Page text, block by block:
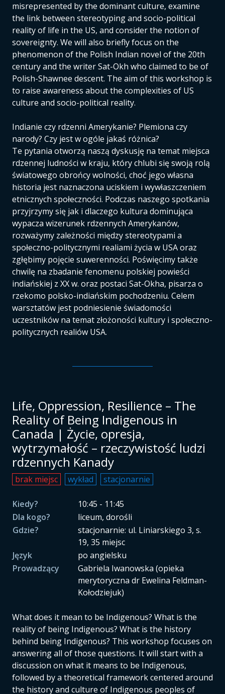
misrepresented by the dominant culture, examine
the link between stereotyping and socio-political
reality of life in the US, and consider the notion of
sovereignty. We will also briefly focus on the
phenomenon of the Polish Indian novel of the 20th
century and the writer Sat-Okh who claimed to be of
Polish-Shawnee descent. The aim of this workshop is
to raise awareness about the complexities of US
culture and socio-political reality.
Indianie czy rdzenni Amerykanie? Plemiona czy
narody? Czy jest w ogóle jakaś różnica?
Te pytania otworzą naszą dyskusję na temat miejsca
rdzennej ludności w kraju, który chlubi się swoją rolą
światowego obrońcy wolności, choć jego własna
historia jest naznaczona uciskiem i wywłaszczeniem
etnicznych społeczności. Podczas naszego spotkania
przyjrzymy się jak i dlaczego kultura dominująca
wypacza wizerunek rdzennych Amerykanów,
rozważymy zależności między stereotypami a
społeczno-politycznymi realiami życia w USA oraz
zgłębimy pojęcie suwerenności. Poświęcimy także
chwilę na zbadanie fenomenu polskiej powieści
indiańskiej z XX w. oraz postaci Sat-Okha, pisarza o
rzekomo polsko-indiańskim pochodzeniu. Celem
warsztatów jest podniesienie świadomości
uczestników na temat złożoności kultury i społeczno-
politycznych realiów USA.
Life, Oppression, Resilience – The
Reality of Being Indigenous in
Canada | Życie, opresja,
wytrzymałość – rzeczywistość ludzi
rdzennych Kanady
brak miejsc wykład stacjonarnie
Kiedy?
10:45 - 11:45
Dla kogo?
liceum, dorośli
Gdzie?
stacjonarnie: ul. Liniarskiego 3, s.
19, 35 miejsc
Język
po angielsku
Prowadzący
Gabriela Iwanowska (opieka
merytoryczna dr Ewelina Feldman-
Kołodziejuk)
What does it mean to be Indigenous? What is the
reality of being Indigenous? What is the history
behind being Indigenous? This workshop focuses on
answering all of those questions. It will start with a
discussion on what it means to be Indigenous,
followed by a theoretical framework centered around
the history and culture of Indigenous peoples of